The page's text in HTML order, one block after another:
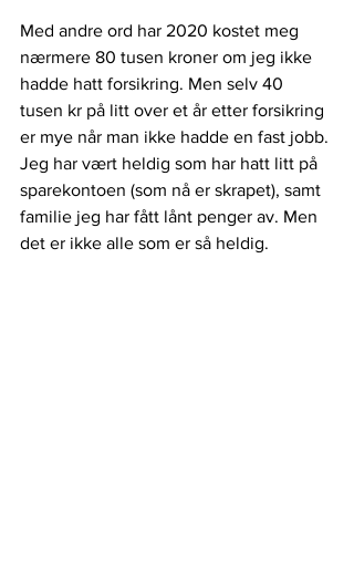
Med andre ord har 2020 kostet meg
nærmere 80 tusen kroner om jeg ikke
hadde hatt forsikring. Men selv 40
tusen kr på litt over et år etter forsikring
er mye når man ikke hadde en fast jobb.
Jeg har vært heldig som har hatt litt på
sparekontoen (som nå er skrapet), samt
familie jeg har fått lånt penger av. Men
det er ikke alle som er så heldig.